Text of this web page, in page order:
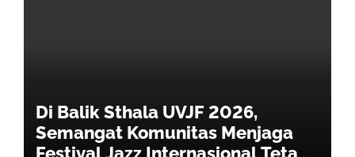
Di Balik Sthala UVJF 2026,
Semangat Komunitas Menjaga